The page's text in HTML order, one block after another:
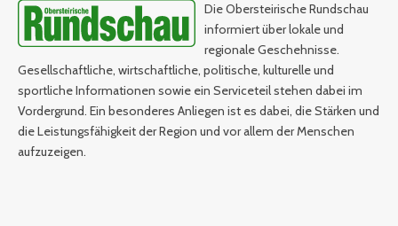
Die Obersteirische Rundschau
informiert über lokale und
regionale Geschehnisse.
Gesellschaftliche, wirtschaftliche, politische, kulturelle und
sportliche Informationen sowie ein Serviceteil stehen dabei im
Vordergrund. Ein besonderes Anliegen ist es dabei, die Stärken und
die Leistungsfähigkeit der Region und vor allem der Menschen
aufzuzeigen.